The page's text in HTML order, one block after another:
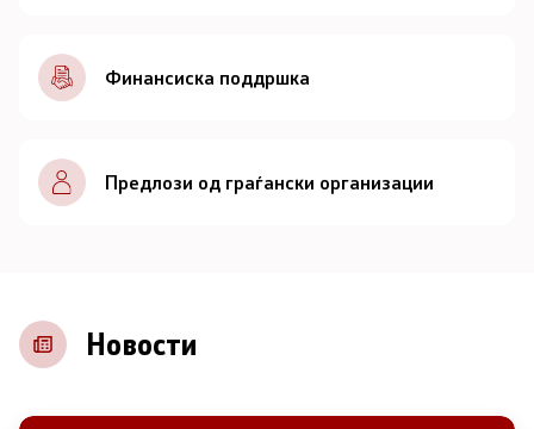
За советот
Документи
Записници и дневни редови од седниците на
Советот
Контакт
Финансиска поддршка
Предлози од граѓански организации
Новости